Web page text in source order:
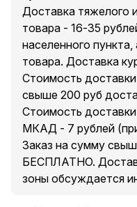
Доставка тяжелого
товара - 16-35
населенного
товара. Доставка
Стоимость доставки
свыше 200 руб
Стоимость
МКАД - 7 рублей
Заказ на сумму
БЕСПЛАТНО.
зоны обсуждается